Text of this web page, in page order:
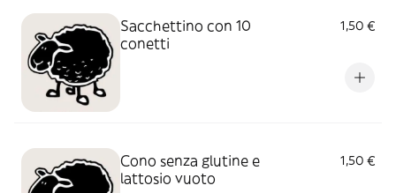
Sacchettino con 10
conetti
1,50 €
Cono senza glutine e
lattosio vuoto
1,50 €